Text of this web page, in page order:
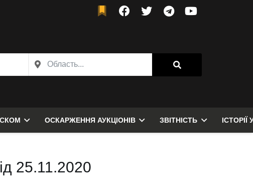
ОСКАРЖЕННЯ АУКЦІОНІВ ЗВІТНІСТЬ ІСТОРІЇ
25.11.2020